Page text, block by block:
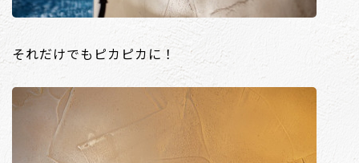
それだけでもピカピカに！